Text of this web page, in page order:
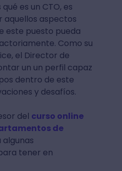
es un CTO, es
aspectos
este puesto pueda
Como su
el Director de
un un perfil capaz
dentro de este
y desafíos.
del curso online
de
algunas
tener en